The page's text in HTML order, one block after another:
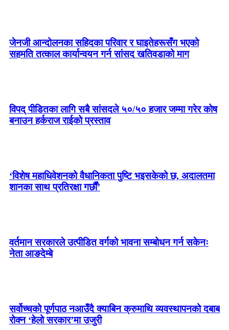
जेनजी आन्दोलनका सहिदका परिवार र घाइतेहरूसँग भएको
सहमति तत्काल कार्यान्वयन गर्न सांसद खतिवडाको माग
विपद् पीडितका लागि सबै सांसदले ५०/५० हजार जम्मा गरेर कोष
बनाउन हर्कराज राईको प्रस्ताव
‘विशेष महाधिवेशनको वैधानिकता पुष्टि भइसकेको छ, अदालतमा
शानका साथ प्रतिरक्षा गर्छौं’
वर्तमान सरकारले उत्पीडित वर्गको भावना सम्बोधन गर्न सकेनः
नेता आङदेम्बे
सर्वोच्चको पूर्णपाठ नआउँदै क्याबिन क्रुमाथि व्यवस्थापनको दबाब
रोक्न ‘हेलो सरकार’मा उजुरी